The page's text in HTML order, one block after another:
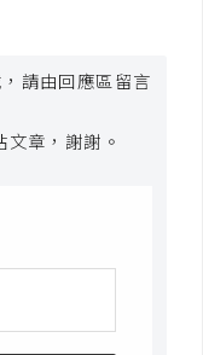
請由回應區留言
文章，謝謝。